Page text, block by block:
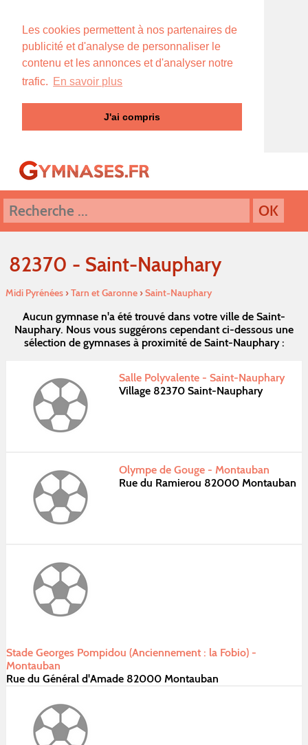
Les cookies permettent à nos partenaires de
publicité et d'analyse de personnaliser le
contenu et les annonces et d'analyser notre
trafic. En savoir plus
J'ai compris
82370 - Saint-Nauphary
Midi Pyrénées›Tarn et Garonne›Saint-Nauphary
Aucun gymnase n'a été trouvé dans votre ville de Saint-
Nauphary. Nous vous suggérons cependant ci-dessous une
sélection de gymnases à proximité de Saint-Nauphary :
Salle Polyvalente - Saint-Nauphary
Village 82370 Saint-Nauphary
Olympe de Gouge - Montauban
Rue du Ramierou 82000 Montauban
Stade Georges Pompidou (Anciennement : la Fobio) -
Montauban
Rue du Général d'Amade 82000 Montauban